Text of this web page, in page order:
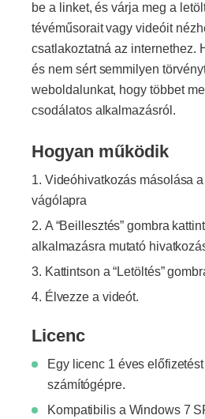
be a linket, és várja meg a
tévéműsorait vagy videóit
csatlakoztatná az internethez.
és nem sért semmilyen
weboldalunkat, hogy többet
csodálatos alkalmazásról.
Hogyan működik
Videóhivatkozás másolása
vágólapra
A “Beillesztés” gombra
alkalmazásra mutató
Kattintson a “Letöltés”
Élvezze a videót.
Licenc
Egy licenc 1 éves
számítógépre.
Kompatibilis a Windows 7